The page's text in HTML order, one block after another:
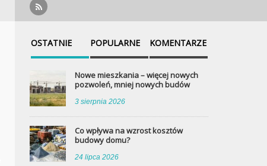
OSTATNIE POPULARNE KOMENTARZE
Nowe mieszkania – więcej nowych
pozwoleń, mniej nowych budów
3 sierpnia 2026
Co wpływa na wzrost kosztów
budowy domu?
24 lipca 2026